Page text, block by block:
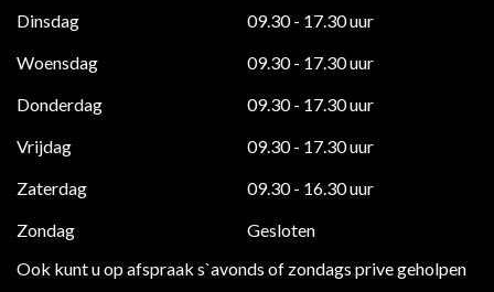
Dinsdag
09.30 - 17.30 uur
Woensdag
09.30 - 17.30 uur
Donderdag
09.30 - 17.30 uur
Vrijdag
09.30 - 17.30 uur
Zaterdag
09.30 - 16.30 uur
Zondag
Gesloten
Ook kunt u op afspraak s`avonds of zondags prive geholpen